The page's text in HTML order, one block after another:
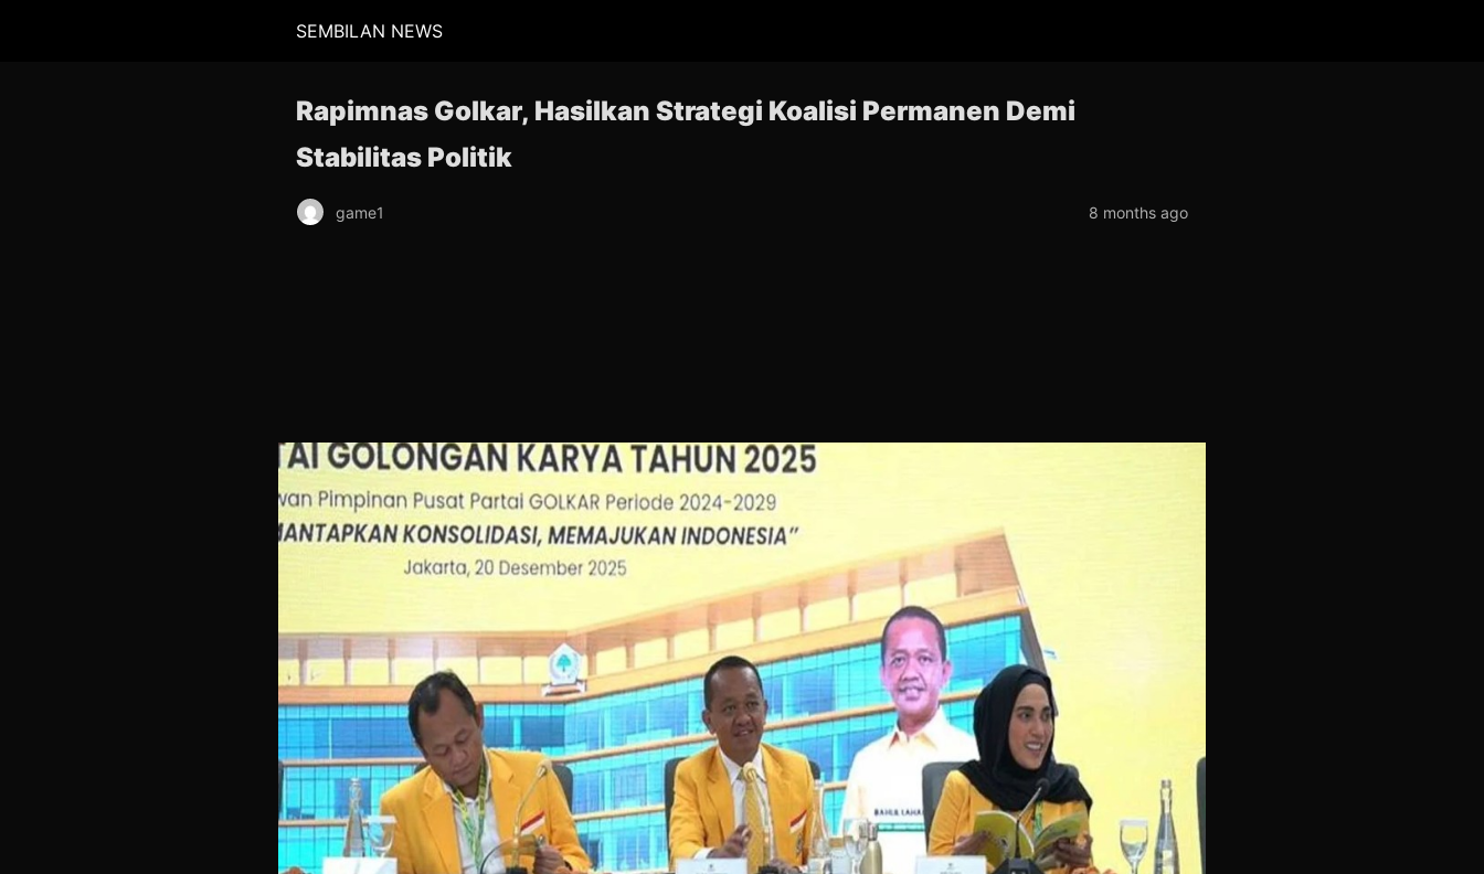
SEMBILAN NEWS
Rapimnas Golkar, Hasilkan Strategi Koalisi Permanen Demi
Stabilitas Politik
game1 8 months ago